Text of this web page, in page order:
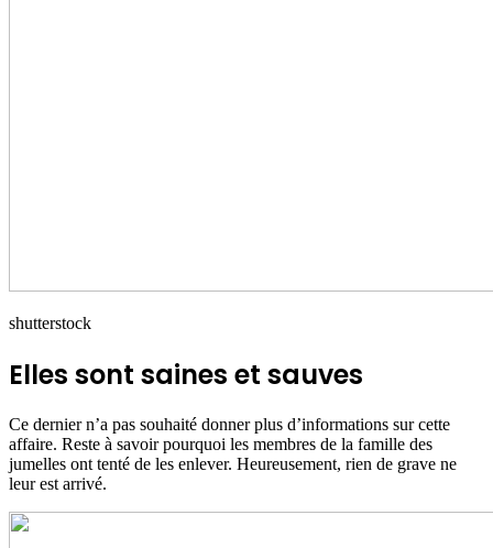
shutterstock
Elles sont saines et sauves
Ce dernier n’a pas souhaité donner plus d’informations sur cette
affaire. Reste à savoir pourquoi les membres de la famille des
jumelles ont tenté de les enlever. Heureusement, rien de grave ne
leur est arrivé.